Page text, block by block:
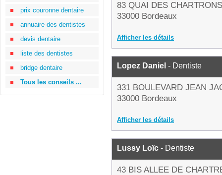
prix couronne dentaire
annuaire des dentistes
devis dentaire
liste des dentistes
bridge dentaire
Tous les conseils ...
83 QUAI DES CHARTRONS
33000 Bordeaux
Afficher les détails
Lopez Daniel - Dentiste
331 BOULEVARD JEAN
33000 Bordeaux
Afficher les détails
Lussy Loïc - Dentiste
43 BIS ALLEE DE